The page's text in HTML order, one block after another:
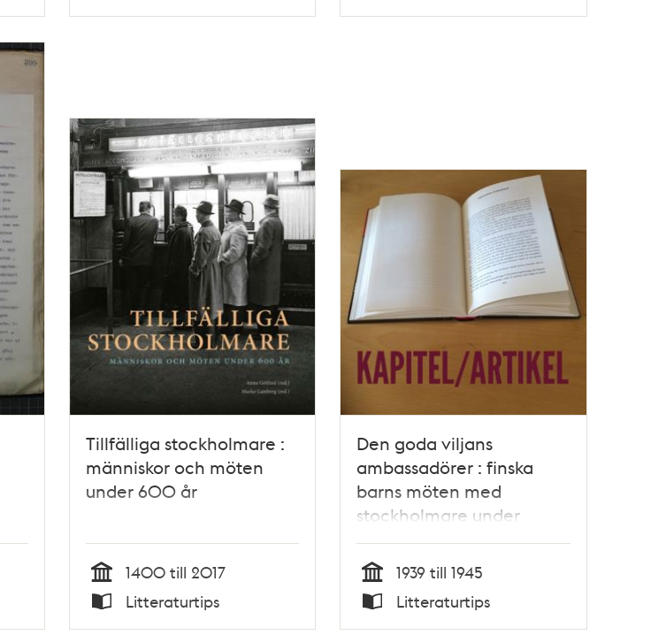
Typ Typ
Tillfälliga stockholmare :
människor och möten
under 600 år
Tid
1400 till 2017
Typ
Litteraturtips
Den goda viljans
ambassadörer : finska
barns möten med
stockholmare under
andra världskriget / Ann
Nehlin
Tid
1939 till 1945
Typ
Litteraturtips